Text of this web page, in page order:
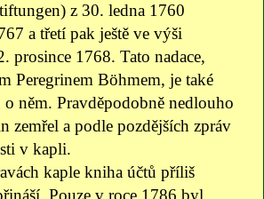
z 30. ledna 1760
a třetí pak ještě ve výši
prosince 1768. Tato nadace,
Peregrinem Böhmem, je také
něm. Pravděpodobně nedlouho
zemřel a podle pozdějších zpráv
v kapli.
kaple kniha účtů příliš
Pouze v roce 1786 byl